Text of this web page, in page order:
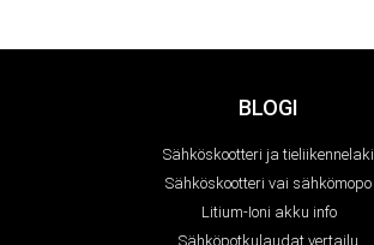
BLOGI
Sähköskootteri ja tieliikennelaki
Sähköskootteri vai sähkömopo
Litium-Ioni akku info
Sähköpotkulaudat vertailu